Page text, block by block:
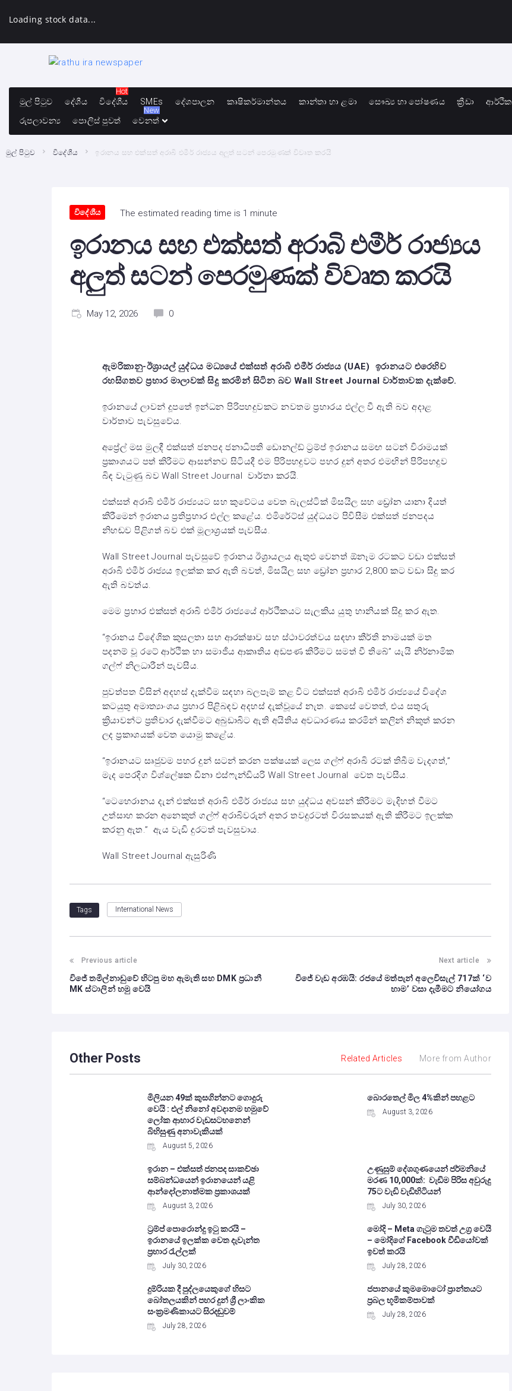
Loading stock data...
මුල් පිටුව දේශීය විදේශීය
Hot
SMEs
දේශපාලන කෘෂිකර්මාන්තය කාන්තා හා ළමා සෞඛ්‍ය හා පෝෂණය ක්‍රීඩා
ආර්ථික
රුපලාවන්‍ය
පොලිස් පුවත් වෙනත්
New
මුල් පිටුව විදේශීය ඉරානය සහ එක්සත් අරාබි එමීර් රාජ්‍යය අලුත් සටන් පෙරමුණක් විවෘත කරයි
විදේශීය The estimated reading time is 1 minute
ඉරානය සහ එක්සත් අරාබි එමීර් රාජ්‍යය
අලුත් සටන් පෙරමුණක් විවෘත කරයි
May 12, 2026 0
ඇමරිකානු-ඊශ්‍රායල් යුද්ධය මධ්‍යයේ එක්සත් අරාබි එමීර් රාජ්‍යය (UAE)
ඉරානයට එරෙහිව
රහසිගතව ප්‍රහාර මාලාවක් සිදු කරමින් සිටින බව Wall Street Journal වාර්තාවක දැක්වේ.
ඉරානයේ ලාවන් දූපතේ ඉන්ධන පිරිපහදුවකට නවතම ප්‍රහාරය එල්ල වී ඇති බව අදාළ
වාර්තාව පැවසුවේය.
අප්‍රේල් මස මුලදී එක්සත් ජනපද ජනාධිපති ඩොනල්ඩ් ට්‍රම්ප් ඉරානය සමඟ සටන් විරාමයක්
ප්‍රකාශයට පත් කිරීමට ආසන්නව සිටියදී එම පිරිපහදුවට පහර දුන් අතර එමඟින් පිරිපහදුව
බිඳ වැටුණු බව Wall Street Journal වාර්තා කරයි.
එක්සත් අරාබි එමීර් රාජ්‍යයට සහ කුවේටය වෙත බැලස්ටික් මිසයිල සහ ඩ්‍රෝන යානා දියත්
කිරීමෙන් ඉරානය ප්‍රතිප්‍රහාර එල්ල කළේය. එමිරේට්ස් යුද්ධයට පිවිසීම එක්සත් ජනපදය
නිහඬව පිළිගත් බව එක් මූලාශ්‍රයක් පැවසීය.
Wall Street Journal පැවසුවේ ඉරානය ඊශ්‍රායලය ඇතුළු වෙනත් ඕනෑම රටකට වඩා එක්සත්
අරාබි එමීර් රාජ්‍යය ඉලක්ක කර ඇති බවත්, මිසයිල සහ ඩ්‍රෝන ප්‍රහාර 2,800 කට වඩා සිදු කර
ඇති බවත්ය.
මෙම ප්‍රහාර එක්සත් අරාබි එමීර් රාජ්‍යයේ ආර්ථිකයට සැලකිය යුතු හානියක් සිදු කර ඇත.
“ඉරානය විදේශික කුසලතා සහ ආරක්ෂාව සහ ස්ථාවරත්වය සඳහා කීර්ති නාමයක් මත
පදනම් වූ රටේ ආර්ථික හා සමාජීය ආකෘතිය අඩපණ කිරීමට සමත් වී තිබේ” යැයි නිර්නාමික
ගල්ෆ් නිලධාරීන් පැවසීය.
පුවත්පත විසින් අදහස් දැක්වීම සඳහා බලපෑම් කළ විට එක්සත් අරාබි එමීර් රාජ්‍යයේ විදේශ
කටයුතු අමාත්‍යාංශය ප්‍රහාර පිළිබඳව අදහස් දැක්වූයේ නැත. කෙසේ වෙතත්, එය සතුරු
ක්‍රියාවන්ට ප්‍රතිචාර දැක්වීමට අබුඩාබිට ඇති අයිතිය අවධාරණය කරමින් කලින් නිකුත් කරන
ලද ප්‍රකාශයක් වෙත යොමු කළේය.
“ඉරානයට සෘජුවම පහර දුන් සටන් කරන පක්ෂයක් ලෙස ගල්ෆ් අරාබි රටක් තිබීම වැදගත්,”
මැද පෙරදිග විශ්ලේෂක ඩිනා එස්ෆැන්ඩියරි Wall Street Journal වෙත පැවසීය.
“ටෙහෙරානය දැන් එක්සත් අරාබි එමීර් රාජ්‍යය සහ යුද්ධය අවසන් කිරීමට මැදිහත් වීමට
උත්සාහ කරන අනෙකුත් ගල්ෆ් අරාබිවරුන් අතර තවදුරටත් විරසකයක් ඇති කිරීමට ඉලක්ක
කරනු ඇත.” ඇය වැඩි දුරටත් පැවසුවාය.
Wall Street Journal ඇසුරිණි
Tags International News
Previous article
විජේ තමිල්නාඩුවේ හිටපු මහ ඇමැති සහ DMK ප්‍රධානී
MK ස්ටාලින් හමු වෙයි
Next article
විජේ වැඩ අරඹයි: රජයේ මත්පැන් අලෙවිසැල් 717ක් ‘ව
හාම’ වසා දැමීමට නියෝගය
Other Posts Related Articles More from Author
මිලියන 49ක් කුසගින්නට ගොදුරු
වෙයි : එල් නිනෝ අවදානම හමුවේ
ලෝක ආහාර වැඩසටහනෙන්
බිහිසුණු අනාවැකියක්
August 5, 2026
බොරතෙල් මිල 4%කින් පහළට
August 3, 2026
ඉරාන – එක්සත් ජනපද සාකච්ඡා
සම්බන්ධයෙන් ඉරානයෙන් යළි
ආන්දෝලනාත්මක ප්‍රකාශයක්
August 3, 2026
උණුසුම් දේශගුණයෙන් ජර්මනියේ
මරණ 10,000ක්: වැඩිම පිරිස අවුරුදු
75ට වැඩි වැඩිහිටියන්
July 30, 2026
ට්‍රම්ප් පොරොන්දු ඉටු කරයි –
ඉරානයේ ඉලක්ක වෙත දැවැන්ත
ප්‍රහාර රැල්ලක්
July 30, 2026
මෝදි – Meta ගැටුම තවත් උග්‍ර වෙයි
– මෝදිගේ Facebook වීඩියෝවක්
ඉවත් කරයි
July 28, 2026
දුම්රියක දී පුද්ලයෙකුගේ හිසට
බෝතලයකින් පහර දුන් ශ්‍රී ලාංකික
සංක්‍රමණිකායට සිරදඬුවම්
July 28, 2026
ජපානයේ කුමමොටෝ ප්‍රාන්තයට
ප්‍රබල භූමිකම්පාවක්
July 28, 2026